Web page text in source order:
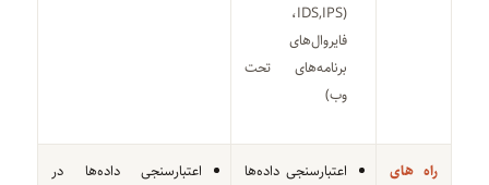
(IDS,IPS،
فایروال‌های
برنامه‌های تحت
وب)
راه های
اعتبارسنجی داده‌ها
اعتبارسنجی داده‌ها در